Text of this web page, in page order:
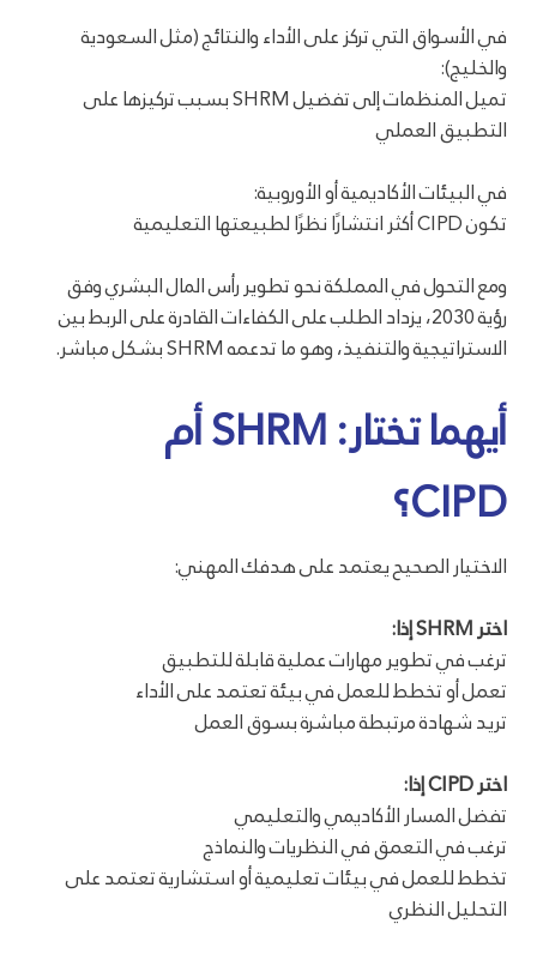
في الأسواق التي تركز على الأداء والنتائج (مثل السعودية
والخليج):
تميل المنظمات إلى تفضيل SHRM بسبب تركيزها على
التطبيق العملي
في البيئات الأكاديمية أو الأوروبية:
تكون CIPD أكثر انتشارًا نظرًا لطبيعتها التعليمية
ومع التحول في المملكة نحو تطوير رأس المال البشري وفق
رؤية 2030، يزداد الطلب على الكفاءات القادرة على الربط بين
الاستراتيجية والتنفيذ، وهو ما تدعمه SHRM بشكل مباشر.
أيهما تختار: SHRM أم
CIPD؟
الاختيار الصحيح يعتمد على هدفك المهني:
اختر SHRM إذا:
ترغب في تطوير مهارات عملية قابلة للتطبيق
تعمل أو تخطط للعمل في بيئة تعتمد على الأداء
تريد شهادة مرتبطة مباشرة بسوق العمل
اختر CIPD إذا:
تفضل المسار الأكاديمي والتعليمي
ترغب في التعمق في النظريات والنماذج
تخطط للعمل في بيئات تعليمية أو استشارية تعتمد على
التحليل النظري